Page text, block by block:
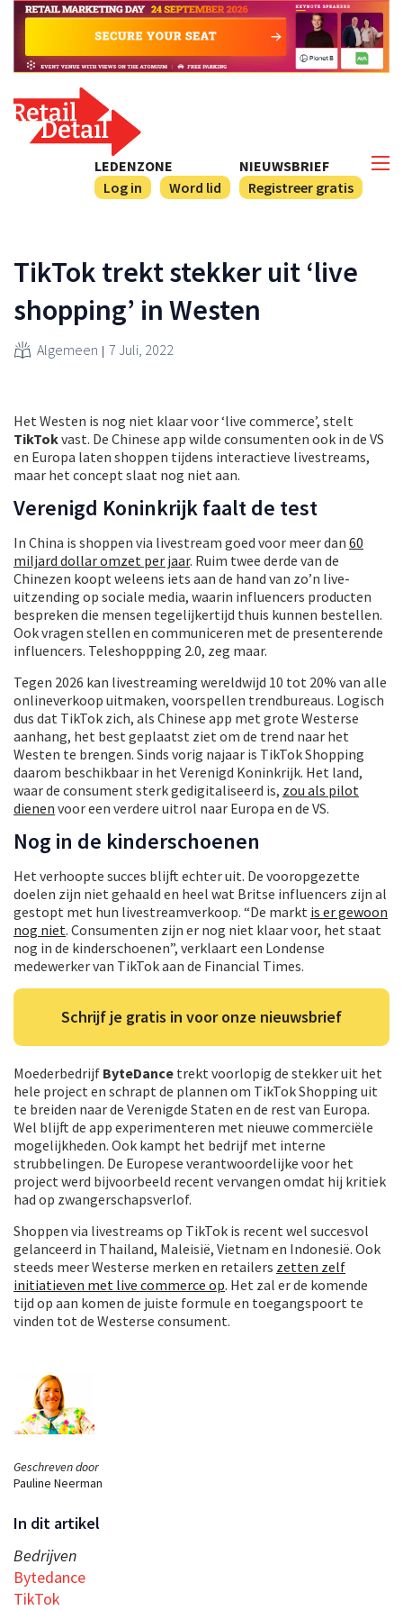
NIEUWSBRIEF
Registreer gratis
LEDENZONE
Log in
Word lid
Geschreven door
Pauline Neerman
In dit artikel
Bedrijven
Bytedance
TikTok
TikTok trekt stekker uit ‘live
shopping’ in Westen
Algemeen 7 Juli, 2022
Het Westen is nog niet klaar voor ‘live commerce’, stelt
TikTokvast. De Chinese app wilde consumenten ook in de VS
en Europa laten shoppen tijdens interactieve livestreams,
maar het concept slaat nog niet aan.
Verenigd Koninkrijk faalt de test
In China is shoppen via livestream goed voor meer dan 60
miljard dollar omzet per jaar. Ruim twee derde van de
Chinezen koopt weleens iets aan de hand van zo’n live-
uitzending op sociale media, waarin influencers producten
bespreken die mensen tegelijkertijd thuis kunnen bestellen.
Ook vragen stellen en communiceren met de presenterende
influencers. Teleshoppping 2.0, zeg maar.
Tegen 2026 kan livestreaming wereldwijd 10 tot 20% van alle
onlineverkoop uitmaken, voorspellen trendbureaus. Logisch
dus dat TikTok zich, als Chinese app met grote Westerse
aanhang, het best geplaatst ziet om de trend naar het
Westen te brengen. Sinds vorig najaar is TikTok Shopping
daarom beschikbaar in het Verenigd Koninkrijk. Het land,
waar de consument sterk gedigitaliseerd is, zou als pilot
dienen voor een verdere uitrol naar Europa en de VS.
Nog in de kinderschoenen
Het verhoopte succes blijft echter uit. De vooropgezette
doelen zijn niet gehaald en heel wat Britse influencers zijn al
gestopt met hun livestreamverkoop. “De markt is er gewoon
nog niet. Consumenten zijn er nog niet klaar voor, het staat
nog in de kinderschoenen”, verklaart een Londense
medewerker van TikTok aan de Financial Times.
Schrijf je gratis in voor onze nieuwsbrief
Moederbedrijf ByteDance trekt voorlopig de stekker uit het
hele project en schrapt de plannen om TikTok Shopping uit
te breiden naar de Verenigde Staten en de rest van Europa.
Wel blijft de app experimenteren met nieuwe commerciële
mogelijkheden. Ook kampt het bedrijf met interne
strubbelingen. De Europese verantwoordelijke voor het
project werd bijvoorbeeld recent vervangen omdat hij kritiek
had op zwangerschapsverlof.
Shoppen via livestreams op TikTok is recent wel succesvol
gelanceerd in Thailand, Maleisië, Vietnam en Indonesië. Ook
steeds meer Westerse merken en retailers zetten zelf
initiatieven met live commerce op. Het zal er de komende
tijd op aan komen de juiste formule en toegangspoort te
vinden tot de Westerse consument.